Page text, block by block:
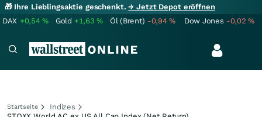
🎁 Ihre Lieblingsaktie geschenkt.→ Jetzt Depot eröffnen
DAX +0,54% Gold +1,63% Öl (Brent) -0,94% Dow Jones -0,02%
Startseite
Indizes